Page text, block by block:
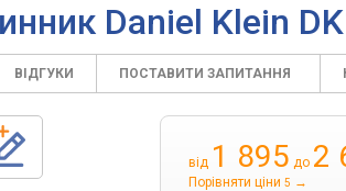
Daniel Klein
ВІДГУКИ ПОСТАВИТИ ЗАПИТАННЯ
від 1 895 до 2
Порівняти ціни 5 →